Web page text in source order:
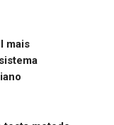
mais